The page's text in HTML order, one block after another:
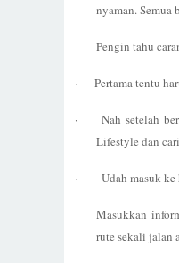
nyaman. Semua
Pengin tahu
· Pertama tentu
· Nah setelah
Lifestyle dan
· Udah masuk ke
Masukkan
rute sekali jalan